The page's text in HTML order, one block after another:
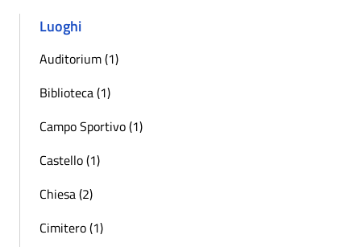
Luoghi
Auditorium (1)
Biblioteca (1)
Campo Sportivo (1)
Castello (1)
Chiesa (2)
Cimitero (1)